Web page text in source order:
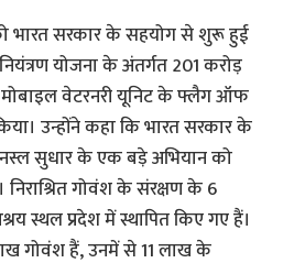
भारत सरकार के सहयोग से शुरू हुई
योजना के अंतर्गत 201 करोड़
वेटरनरी यूनिट के फ्लैग ऑफ
उन्होंने कहा कि भारत सरकार के
सुधार के एक बड़े अभियान को
गोवंश के संरक्षण के 6
स्थल प्रदेश में स्थापित किए गए हैं।
गोवंश हैं, उनमें से 11 लाख के